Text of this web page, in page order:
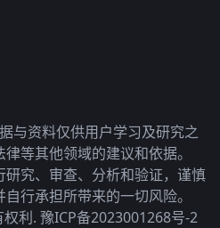
与资料仅供用户学习及研究之
等其他领域的建议和依据。
究、审查、分析和验证，谨慎
行承担所带来的一切风险。
利. 豫ICP备2023001268号-2